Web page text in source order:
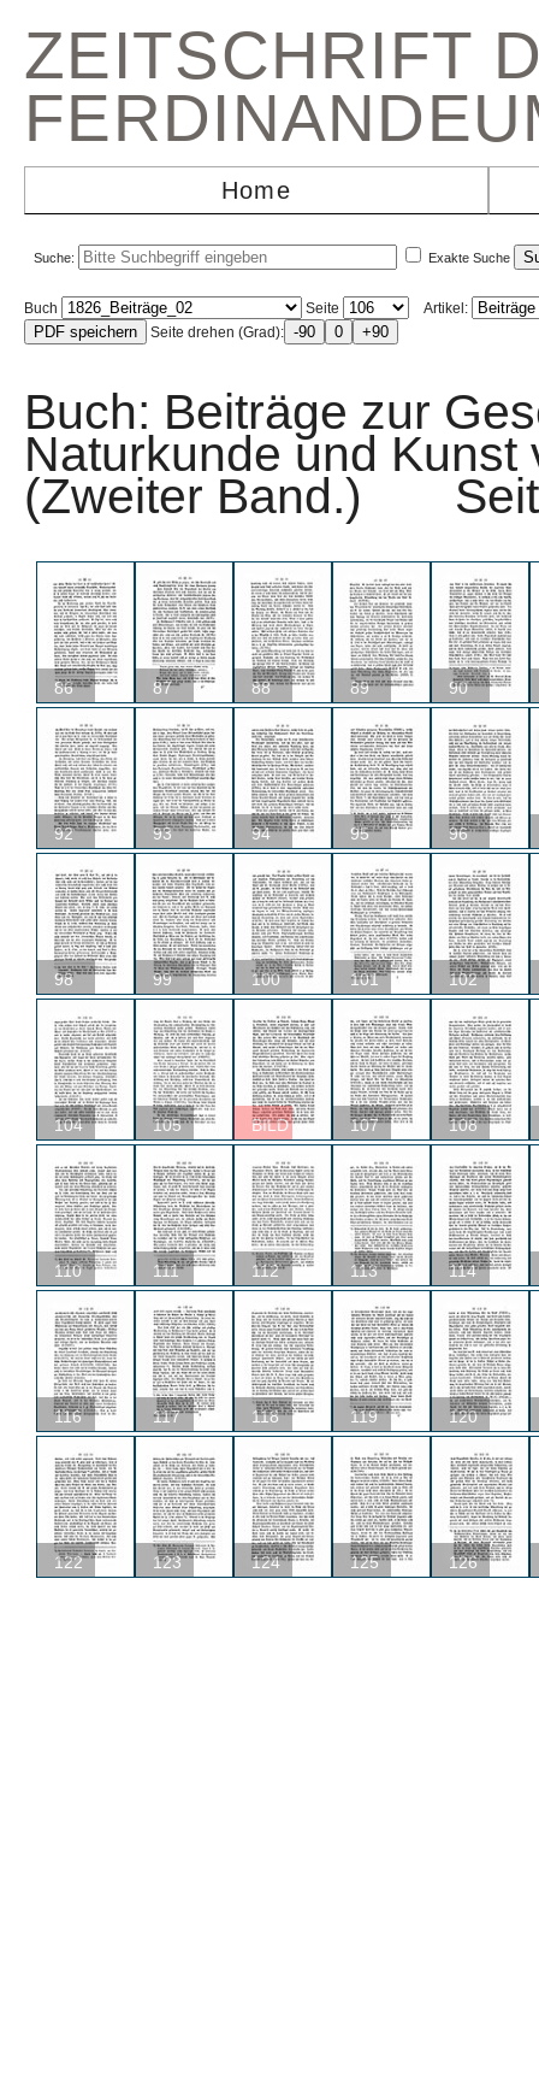
ZEITSCHRIFT
Home
Suche: Exakte Suche
Buch Seite
Artikel:
Seite drehen (Grad):
Buch: Beiträge zur
Naturkunde und Kunst
(Zweiter Band.)
86 87 88 89 90
92 93 94 95 96
98 99 100 101 102
104 105 BILD 107 108
110 111 112 113 114
116 117 118 119 120
122 123 124 125 126